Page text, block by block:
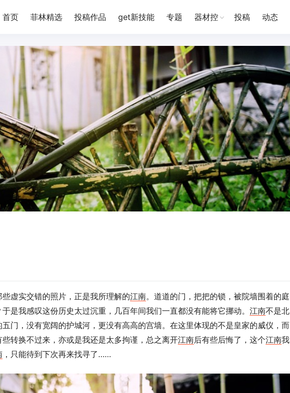
首页 菲林精选 投稿作品 get新技能 专题 器材控 投稿 动态
虚实交错的照片，正是我所理解的江南。道道的门，把把的锁，被院墙围着的庭
是我感叹这份历史太过沉重，几百年间我们一直都没有能将它挪动。 江南不是北
门，没有宽阔的护城河，更没有高高的宫墙。在这里体现的不是皇家的威仪，而
转换不过来，亦或是我还是太多拘谨，总之离开江南后有些后悔了，这个江南我
，只能待到下次再来找寻了……